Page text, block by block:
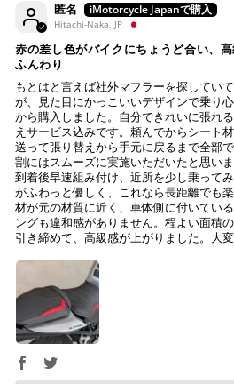
純正シートにダメージはない (
れ、スポンジの破れ等)
注意事項
Tappezzeria Italia製品は、純
製造されておりますが、シート
不可と判断した場合には、ご連
く場合もございます。
送っていただいた純正シートが
し、それにより不具合等生じた
任を負いません。
作業後、仕上がりを確認し発送
で、その後の張り直しについて
上記キャッシュレス決済アカウ
い方法をご選択頂き、クリック
が完了します。
※ ご利用には事前にPayPay、
必要です。
コンビニ決済
匿名
Hitachi-Naka, JP
赤の差し色がバイクにちょうど合い、
ふんわり
もとはと言えば社外マフラーを探してい
が、見た目にかっこいいデザインで乗り
から購入しました。自分できれいに張れ
えサービス込みです。頼んでからシート
送って張り替えから手元に戻るまで全部
割にはスムーズに実施いただいたと思いま
到着後早速組み付け、近所を少し乗って
がふわっと優しく、これなら長距離でも
材が元の材質に近く、車体側に付いてい
ングも違和感がありません。程よい面積
引き締めて、高級感が上がりました。大変